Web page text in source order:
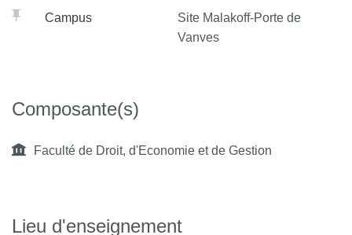
Campus
Site Malakoff-Porte de
Vanves
Composante(s)
Faculté de Droit, d'Economie et de Gestion
Lieu d'enseignement